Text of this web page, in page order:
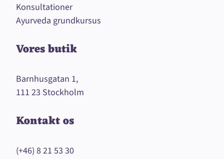
Konsultationer
Ayurveda grundkursus
Vores butik
Barnhusgatan 1,
111 23 Stockholm
Kontakt os
(+46) 8 21 53 30